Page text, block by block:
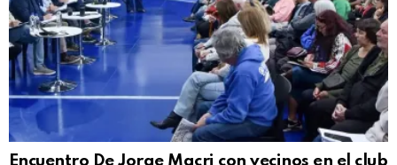
Encuentro De Jorge Macri con vecinos en el club